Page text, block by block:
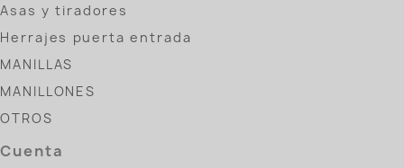
Asas y tiradores
Herrajes puerta entrada
MANILLAS
MANILLONES
OTROS
Cuenta